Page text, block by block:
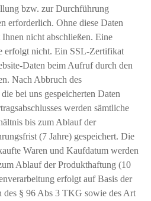
bzw. zur Durchführung
erforderlich. Ohne diese Daten
nicht abschließen. Eine
erfolgt nicht. Ein SSL-Zertifikat
Daten beim Aufruf durch den
Nach Abbruch des
bei uns gespeicherten Daten
werden sämtliche
bis zum Ablauf der
(7 Jahre) gespeichert. Die
Waren und Kaufdatum werden
Ablauf der Produkthaftung (10
erfolgt auf Basis der
des § 96 Abs 3 TKG sowie des Art